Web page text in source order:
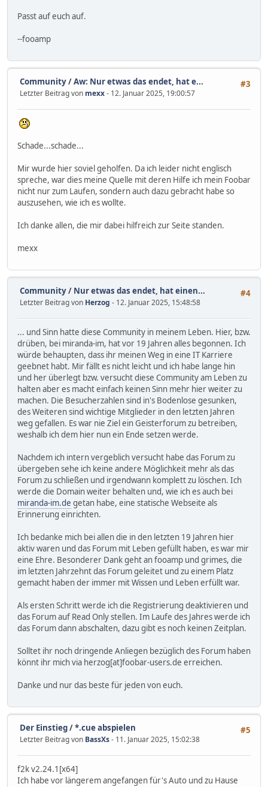
Passt auf euch auf.
--fooamp
#3
Community/Aw: Nur etwas das endet, hat e...
Letzter Beitrag von mexx- 12. Januar 2025, 19:00:57
Schade...schade...
Mir wurde hier soviel geholfen. Da ich leider nicht englisch
spreche, war dies meine Quelle mit deren Hilfe ich mein Foobar
nicht nur zum Laufen, sondern auch dazu gebracht habe so
auszusehen, wie ich es wollte.
Ich danke allen, die mir dabei hilfreich zur Seite standen.
mexx
#4
Community/ Nur etwas das endet, hat einen...
Letzter Beitrag von Herzog - 12. Januar 2025, 15:48:58
... und Sinn hatte diese Community in meinem Leben. Hier, bzw.
drüben, bei miranda-im, hat vor 19 Jahren alles begonnen. Ich
würde behaupten, dass ihr meinen Weg in eine IT Karriere
geebnet habt. Mir fällt es nicht leicht und ich habe lange hin
und her überlegt bzw. versucht diese Community am Leben zu
halten aber es macht einfach keinen Sinn mehr hier weiter zu
machen. Die Besucherzahlen sind in's Bodenlose gesunken,
des Weiteren sind wichtige Mitglieder in den letzten Jahren
weg gefallen. Es war nie Ziel ein Geisterforum zu betreiben,
weshalb ich dem hier nun ein Ende setzen werde.
Nachdem ich intern vergeblich versucht habe das Forum zu
übergeben sehe ich keine andere Möglichkeit mehr als das
Forum zu schließen und irgendwann komplett zu löschen. Ich
werde die Domain weiter behalten und, wie ich es auch bei
miranda-im.de getan habe, eine statische Webseite als
Erinnerung einrichten.
Ich bedanke mich bei allen die in den letzten 19 Jahren hier
aktiv waren und das Forum mit Leben gefüllt haben, es war mir
eine Ehre. Besonderer Dank geht an fooamp und grimes, die
im letzten Jahrzehnt das Forum geleitet und zu einem Platz
gemacht haben der immer mit Wissen und Leben erfüllt war.
Als ersten Schritt werde ich die Registrierung deaktivieren und
das Forum auf Read Only stellen. Im Laufe des Jahres werde ich
das Forum dann abschalten, dazu gibt es noch keinen Zeitplan.
Solltet ihr noch dringende Anliegen bezüglich des Forum haben
könnt ihr mich via herzog[at]foobar-users.de erreichen.
Danke und nur das beste für jeden von euch.
#5
Der Einstieg/*.cue abspielen
Letzter Beitrag von BassXs- 11. Januar 2025, 15:02:38
f2k v2.24.1[x64]
Ich habe vor längerem angefangen für's Auto und zu Hause